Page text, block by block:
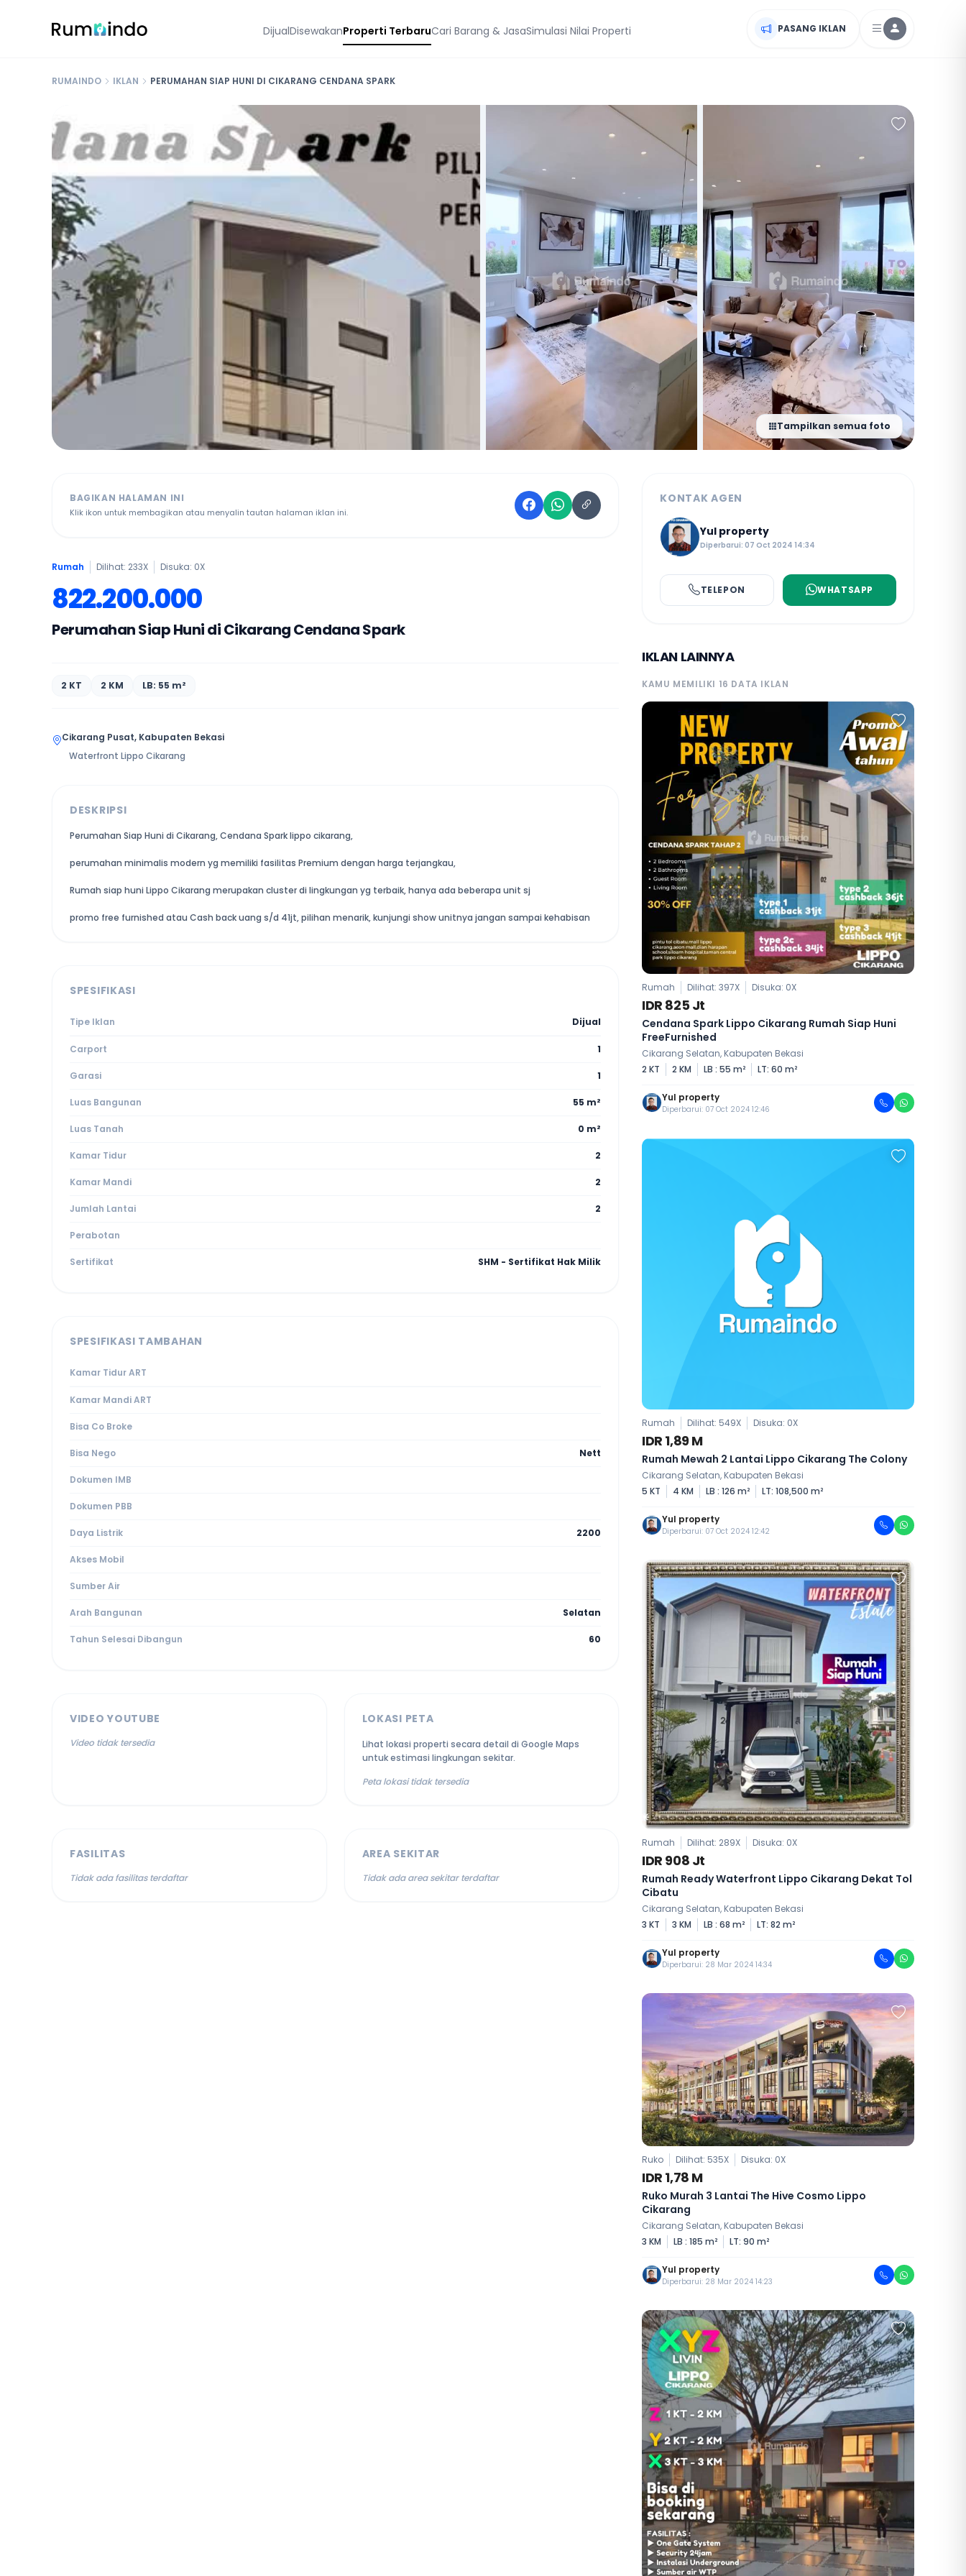
DijualDisewakanProperti TerbaruCari Barang & JasaSimulasi Nilai Properti PASANG IKLAN
RUMAINDO IKLAN PERUMAHAN SIAP HUNI DI CIKARANG CENDANA SPARK
Tampilkan semua foto
BAGIKAN HALAMAN INI
Klik ikon untuk membagikan atau menyalin tautan halaman iklan ini.
Rumah Dilihat: 233X Disuka: 0X
822.200.000
Perumahan Siap Huni di Cikarang Cendana Spark
2 KT 2 KM LB: 55 m²
Cikarang Pusat, Kabupaten Bekasi
Waterfront Lippo Cikarang
DESKRIPSI
Perumahan Siap Huni di Cikarang, Cendana Spark lippo cikarang,
perumahan minimalis modern yg memiliki fasilitas Premium dengan harga terjangkau,
Rumah siap huni Lippo Cikarang merupakan cluster di lingkungan yg terbaik, hanya ada beberapa unit sj
promo free furnished atau Cash back uang s/d 41jt, pilihan menarik, kunjungi show unitnya jangan sampai kehabisan
SPESIFIKASI
Tipe Iklan Dijual
Carport 1
Garasi 1
Luas Bangunan 55 m²
Luas Tanah 0 m²
Kamar Tidur 2
Kamar Mandi 2
Jumlah Lantai 2
Perabotan
Sertifikat SHM - Sertifikat Hak Milik
SPESIFIKASI TAMBAHAN
Kamar Tidur ART
Kamar Mandi ART
Bisa Co Broke
Bisa Nego Nett
Dokumen IMB
Dokumen PBB
Daya Listrik 2200
Akses Mobil
Sumber Air
Arah Bangunan Selatan
Tahun Selesai Dibangun 60
VIDEO YOUTUBE
Video tidak tersedia
LOKASI PETA
Lihat lokasi properti secara detail di Google Maps
untuk estimasi lingkungan sekitar.
Peta lokasi tidak tersedia
FASILITAS
Tidak ada fasilitas terdaftar
AREA SEKITAR
Tidak ada area sekitar terdaftar
KONTAK AGEN
Yul property
Diperbarui: 07 Oct 2024 14:34
TELEPON WHATSAPP
IKLAN LAINNYA
KAMU MEMILIKI 16 DATA IKLAN
Rumah Dilihat: 397X Disuka: 0X
IDR 825 Jt
Cendana Spark Lippo Cikarang Rumah Siap Huni
FreeFurnished
Cikarang Selatan, Kabupaten Bekasi
2 KT
2 KM LB : 55 m² LT: 60 m²
Yul property
Diperbarui: 07 Oct 2024 12:46
Rumah Dilihat: 549X Disuka: 0X
IDR 1,89 M
Rumah Mewah 2 Lantai Lippo Cikarang The Colony
Cikarang Selatan, Kabupaten Bekasi
5 KT
4 KM LB : 126 m² LT: 108,500 m²
Yul property
Diperbarui: 07 Oct 2024 12:42
Rumah Dilihat: 289X Disuka: 0X
IDR 908 Jt
Rumah Ready Waterfront Lippo Cikarang Dekat Tol
Cibatu
Cikarang Selatan, Kabupaten Bekasi
3 KT
3 KM LB : 68 m² LT: 82 m²
Yul property
Diperbarui: 28 Mar 2024 14:34
Ruko Dilihat: 535X Disuka: 0X
IDR 1,78 M
Ruko Murah 3 Lantai The Hive Cosmo Lippo
Cikarang
Cikarang Selatan, Kabupaten Bekasi
3 KM
LB : 185 m² LT: 90 m²
Yul property
Diperbarui: 28 Mar 2024 14:23